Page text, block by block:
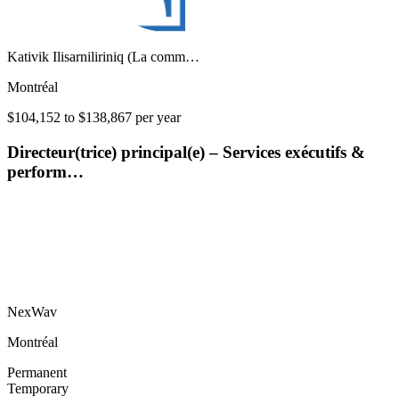
Kativik Ilisarniliriniq (La comm…
Montréal
$104,152 to $138,867 per year
Directeur(trice) principal(e) – Services exécutifs &
perform…
NexWav
Montréal
Permanent
Temporary